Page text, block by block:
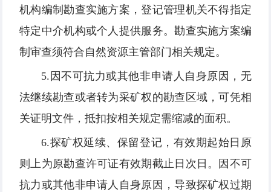
机构编制勘查实施方案，登记管理机关不得指定
特定中介机构或个人提供服务。勘查实施方案编
制审查须符合自然资源主管部门相关规定。
5.因不可抗力或其他非申请人自身原因，无
法继续勘查或者转为采矿权的勘查区域，可凭相
关证明文件，抵扣按相关规定需缩减的面积。
6.探矿权延续、保留登记，有效期起始日原
则上为原勘查许可证有效期截止日次日。因不可
抗力或其他非申请人自身原因，导致探矿权过期